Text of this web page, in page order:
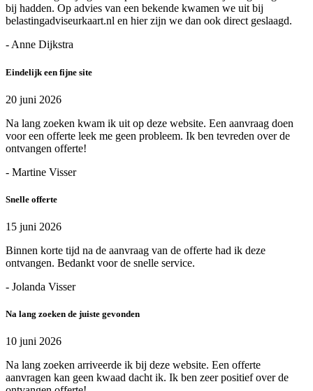
bij hadden. Op advies van een bekende kwamen we uit bij
belastingadviseurkaart.nl en hier zijn we dan ook direct geslaagd.
- Anne Dijkstra
Eindelijk een fijne site
20 juni 2026
Na lang zoeken kwam ik uit op deze website. Een aanvraag doen
voor een offerte leek me geen probleem. Ik ben tevreden over de
ontvangen offerte!
- Martine Visser
Snelle offerte
15 juni 2026
Binnen korte tijd na de aanvraag van de offerte had ik deze
ontvangen. Bedankt voor de snelle service.
- Jolanda Visser
Na lang zoeken de juiste gevonden
10 juni 2026
Na lang zoeken arriveerde ik bij deze website. Een offerte
aanvragen kan geen kwaad dacht ik. Ik ben zeer positief over de